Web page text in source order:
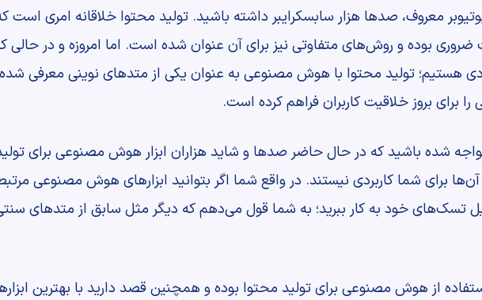
معروف، صدها هزار سابسکرایبر داشته باشید. تولید محتوا خلاقانه امری است که
ضروری بوده و روش‌های متفاوتی نیز برای آن عنوان شده است. اما امروزه و در حالی
روزهای آخر سال 2023 میلادی هستیم؛ تولید محتوا با هوش مصنوعی به عنوان یکی از متدهای نوینی
برای بروز خلاقیت کاربران فراهم کرده است.
شده باشید که در حال حاضر صدها و شاید هزاران ابزار هوش مصنوعی برای
برای شما کاربردی نیستند. در واقع شما اگر بتوانید ابزار‌های هوش مصنوعی مرتبط
تسک‌های خود به کار ببرید؛ به شما قول می‌دهم که دیگر مثل سابق از متدهای
از هوش مصنوعی برای تولید محتوا بوده و همچنین قصد دارید با بهترین